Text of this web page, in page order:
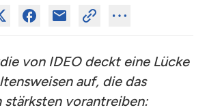
von IDEO deckt eine Lücke
auf, die das
stärksten vorantreiben: